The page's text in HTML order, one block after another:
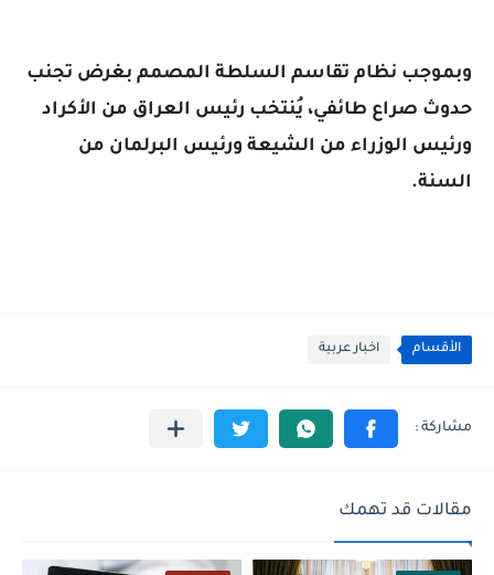
وبموجب نظام تقاسم السلطة المصمم بغرض تجنب
حدوث صراع طائفي، يُنتخب رئيس العراق من الأكراد
ورئيس الوزراء من الشيعة ورئيس البرلمان من
السنة.
الأقسام اخبار عربية
مقالات قد تهمك